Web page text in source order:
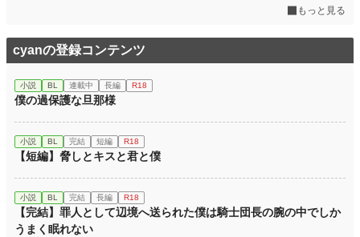
もっと見る
cyanの登録コンテンツ
小説 BL 連載中 長編 R18
僕の過保護な旦那様
小説 BL 完結 短編 R18
【短編】脅しとキスと君と僕
小説 BL 完結 長編 R18
【完結】罪人として辺境へ送られた僕は騎士団長の腕の中でしか
うまく眠れない